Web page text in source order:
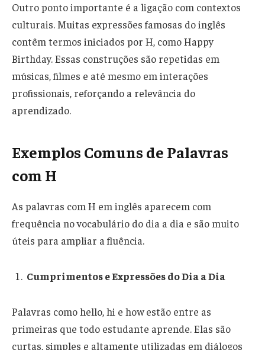
Outro ponto importante é a ligação com contextos
culturais. Muitas expressões famosas do inglês
contêm termos iniciados por H, como Happy
Birthday. Essas construções são repetidas em
músicas, filmes e até mesmo em interações
profissionais, reforçando a relevância do
aprendizado.
Exemplos Comuns de Palavras
com H
As palavras com H em inglês aparecem com
frequência no vocabulário do dia a dia e são muito
úteis para ampliar a fluência.
Cumprimentos e Expressões do Dia a Dia
Palavras como hello, hi e how estão entre as
primeiras que todo estudante aprende. Elas são
curtas, simples e altamente utilizadas em diálogos